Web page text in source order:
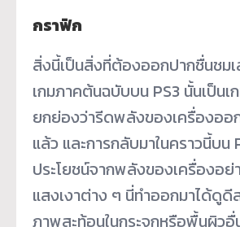
กราฟิก
สิ่งนี้เป็นสิ่งที่ต้องออกปากชื่นชม
เกมภาคต้นฉบับบน PS3 นั้นเป็นเ
ยกย่องว่ารีดพลังของเครื่องออ
แล้ว และการกลับมาในคราวนี้บน
ประโยชน์จากพลังของเครื่องอ
แสงเงาต่าง ๆ นี่ทำออกมาได้ดู
ภาพสะท้อนในกระจกหรือพื้นผิว